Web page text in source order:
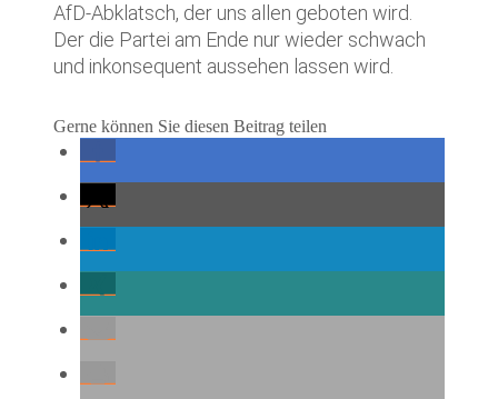
AfD-Abklatsch, der uns allen geboten wird.
Der die Partei am Ende nur wieder schwach
und inkonsequent aussehen lassen wird.
Gerne können Sie diesen Beitrag teilen